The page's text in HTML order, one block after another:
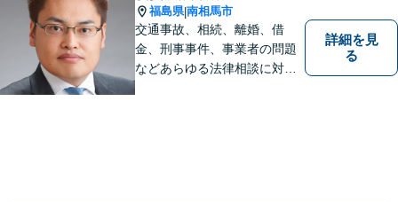
福島県|南相馬市
交通事故、相続、離婚、借
金、刑事事件、事業者の問題
などあらゆる法律相談に対応
詳細を見
る